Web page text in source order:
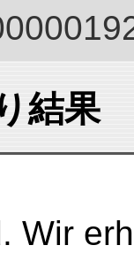
結果
Wir